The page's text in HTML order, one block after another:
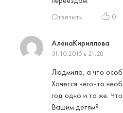
Ответить
0
АлёнаКириллова
31.10.2015 в 21:28
Людмила, а что
Хочется чего-то
год одно и то же.
Вашим детям?